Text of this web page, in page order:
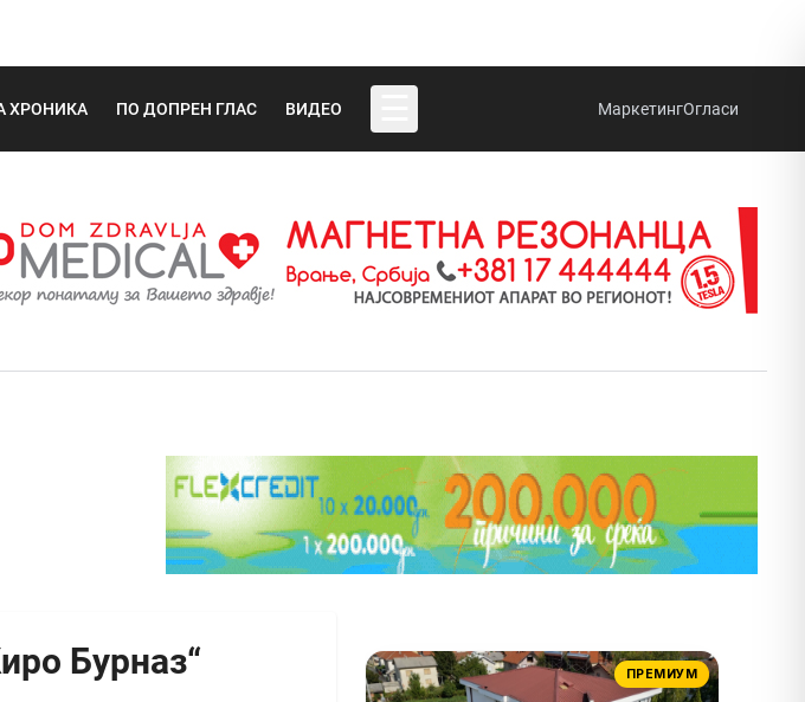
ХРОНИКА ПО ДОПРЕН ГЛАС ВИДЕО МаркетингОгласи
Бурназ“ ПРЕМИУМ